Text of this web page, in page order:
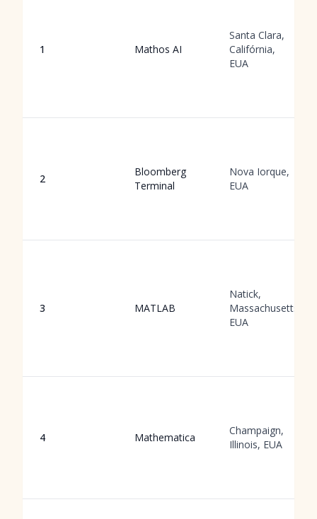
1 Mathos AI
Santa Clara,
Califórnia,
EUA
2
Bloomberg
Terminal
Nova Iorque,
EUA
3 MATLAB
Natick,
Massachusetts,
EUA
4 Mathematica
Champaign,
Illinois, EUA